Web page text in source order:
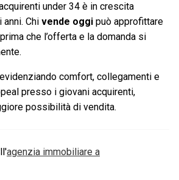
under 34 è in crescita
Chi vende oggi può approfittare
che l’offerta e la domanda si
comfort, collegamenti e
presso i giovani acquirenti,
possibilità di vendita.
agenzia immobiliare a